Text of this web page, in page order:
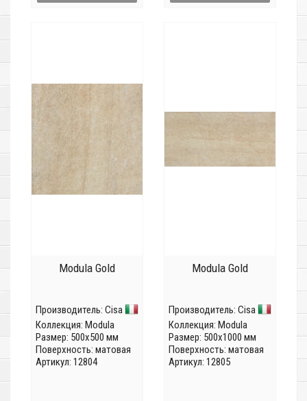
Modula Gold
Производитель: Cisa
Коллекция: Modula
Размер: 500x500 мм
Поверхность: матовая
Артикул: 12804
Modula Gold
Производитель: Cisa
Коллекция: Modula
Размер: 500x1000 мм
Поверхность: матовая
Артикул: 12805